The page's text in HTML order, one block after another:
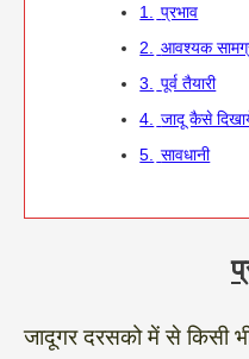
1.
प्रभाव
2.
आवश्यक
3.
पूर्व तैयारी
4.
जादू कैसे
5.
सावधानी
जादूगर दरसको में से किसी